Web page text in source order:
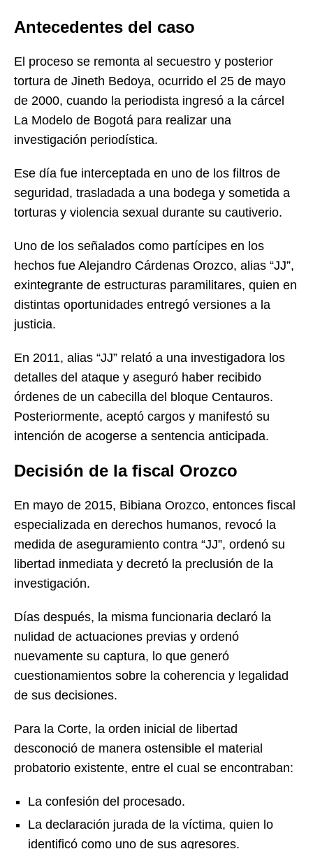
Antecedentes del caso
El proceso se remonta al secuestro y posterior
tortura de Jineth Bedoya, ocurrido el 25 de mayo
de 2000, cuando la periodista ingresó a la cárcel
La Modelo de Bogotá para realizar una
investigación periodística.
Ese día fue interceptada en uno de los filtros de
seguridad, trasladada a una bodega y sometida a
torturas y violencia sexual durante su cautiverio.
Uno de los señalados como partícipes en los
hechos fue Alejandro Cárdenas Orozco, alias “JJ”,
exintegrante de estructuras paramilitares, quien en
distintas oportunidades entregó versiones a la
justicia.
En 2011, alias “JJ” relató a una investigadora los
detalles del ataque y aseguró haber recibido
órdenes de un cabecilla del bloque Centauros.
Posteriormente, aceptó cargos y manifestó su
intención de acogerse a sentencia anticipada.
Decisión de la fiscal Orozco
En mayo de 2015, Bibiana Orozco, entonces fiscal
especializada en derechos humanos, revocó la
medida de aseguramiento contra “JJ”, ordenó su
libertad inmediata y decretó la preclusión de la
investigación.
Días después, la misma funcionaria declaró la
nulidad de actuaciones previas y ordenó
nuevamente su captura, lo que generó
cuestionamientos sobre la coherencia y legalidad
de sus decisiones.
Para la Corte, la orden inicial de libertad
desconoció de manera ostensible el material
probatorio existente, entre el cual se encontraban:
La confesión del procesado.
La declaración jurada de la víctima, quien lo
identificó como uno de sus agresores.